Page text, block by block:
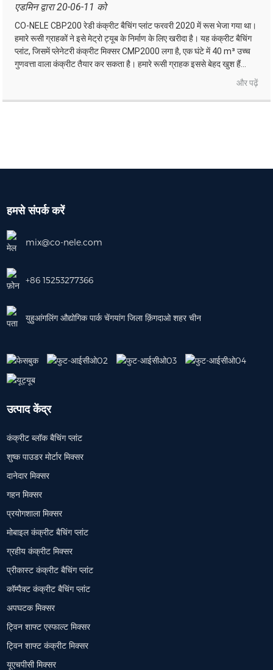
एडमिन द्वारा 20-06-11 को
CO-NELE CBP200 रेडी कंक्रीट बैचिंग प्लांट फरवरी 2020 में रूस भेजा गया था।
हमारे रूसी ग्राहकों ने इसे मेट्रो ट्यूब के निर्माण के लिए खरीदा है। यह कंक्रीट बैचिंग
प्लांट, जिसमें प्लेनेटरी कंक्रीट मिक्सर CMP2000 लगा है, एक घंटे में 40 m³ उच्च
गुणवत्ता वाला कंक्रीट तैयार कर सकता है। हमारे रूसी ग्राहक इससे बेहद खुश हैं...
और पढ़ें
हमसे संपर्क करें
mix@co-nele.com
+86 15253277366
युहुआंगलिंग औद्योगिक पार्क चेंगयांग जिला क़िंगदाओ शहर चीन
उत्पाद केंद्र
कंक्रीट ब्लॉक बैचिंग प्लांट
शुष्क पाउडर मोर्टार मिक्सर
दानेदार मिक्सर
गहन मिक्सर
प्रयोगशाला मिक्सर
मोबाइल कंक्रीट बैचिंग प्लांट
ग्रहीय कंक्रीट मिक्सर
प्रीकास्ट कंक्रीट बैचिंग प्लांट
कॉम्पैक्ट कंक्रीट बैचिंग प्लांट
अपघटक मिक्सर
ट्विन शाफ्ट एस्फाल्ट मिक्सर
ट्विन शाफ्ट कंक्रीट मिक्सर
यूएचपीसी मिक्सर